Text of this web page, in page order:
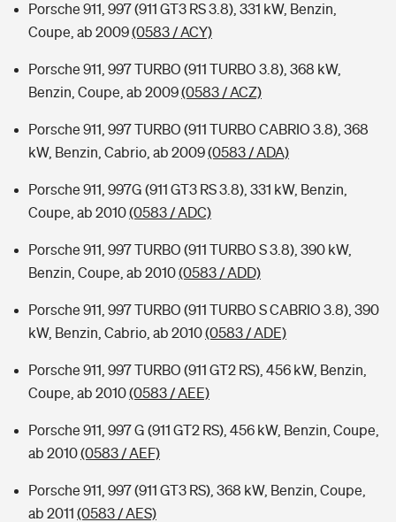
Porsche 911, 997 (911 GT3 RS 3.8), 331 kW, Benzin,
Coupe, ab 2009(0583 / ACY)
Porsche 911, 997 TURBO (911 TURBO 3.8), 368 kW,
Benzin, Coupe, ab 2009(0583 / ACZ)
Porsche 911, 997 TURBO (911 TURBO CABRIO 3.8), 368
kW, Benzin, Cabrio, ab 2009(0583 / ADA)
Porsche 911, 997G (911 GT3 RS 3.8), 331 kW, Benzin,
Coupe, ab 2010(0583 / ADC)
Porsche 911, 997 TURBO (911 TURBO S 3.8), 390 kW,
Benzin, Coupe, ab 2010(0583 / ADD)
Porsche 911, 997 TURBO (911 TURBO S CABRIO 3.8), 390
kW, Benzin, Cabrio, ab 2010(0583 / ADE)
Porsche 911, 997 TURBO (911 GT2 RS), 456 kW, Benzin,
Coupe, ab 2010(0583 / AEE)
Porsche 911, 997 G (911 GT2 RS), 456 kW, Benzin, Coupe,
ab 2010(0583 / AEF)
Porsche 911, 997 (911 GT3 RS), 368 kW, Benzin, Coupe,
ab 2011 (0583 / AES)